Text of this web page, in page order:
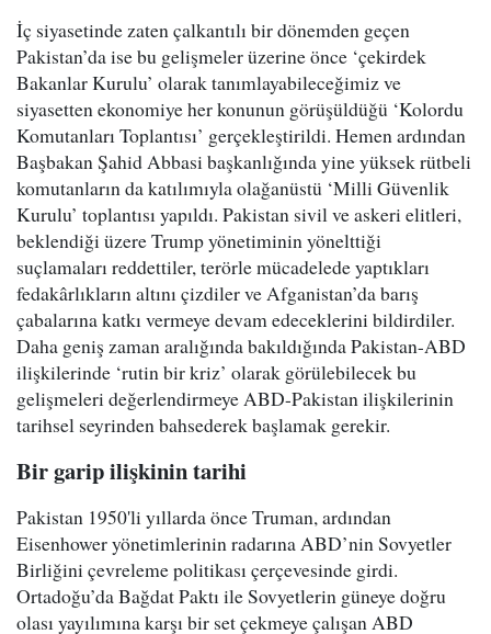
İç siyasetinde zaten çalkantılı bir dönemden geçen
Pakistan’da ise bu gelişmeler üzerine önce ‘çekirdek
Bakanlar Kurulu’ olarak tanımlayabileceğimiz ve
siyasetten ekonomiye her konunun görüşüldüğü ‘Kolordu
Komutanları Toplantısı’ gerçekleştirildi. Hemen ardından
Başbakan Şahid Abbasi başkanlığında yine yüksek rütbeli
komutanların da katılımıyla olağanüstü ‘Milli Güvenlik
Kurulu’ toplantısı yapıldı. Pakistan sivil ve askeri elitleri,
beklendiği üzere Trump yönetiminin yönelttiği
suçlamaları reddettiler, terörle mücadelede yaptıkları
fedakârlıkların altını çizdiler ve Afganistan’da barış
çabalarına katkı vermeye devam edeceklerini bildirdiler.
Daha geniş zaman aralığında bakıldığında Pakistan-ABD
ilişkilerinde ‘rutin bir kriz’ olarak görülebilecek bu
gelişmeleri değerlendirmeye ABD-Pakistan ilişkilerinin
tarihsel seyrinden bahsederek başlamak gerekir.
Bir garip ilişkinin tarihi
Pakistan 1950'li yıllarda önce Truman, ardından
Eisenhower yönetimlerinin radarına ABD’nin Sovyetler
Birliğini çevreleme politikası çerçevesinde girdi.
Ortadoğu’da Bağdat Paktı ile Sovyetlerin güneye doğru
olası yayılımına karşı bir set çekmeye çalışan ABD